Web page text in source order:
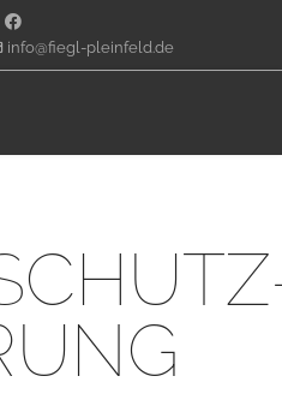
info@fiegl-pleinfeld.de